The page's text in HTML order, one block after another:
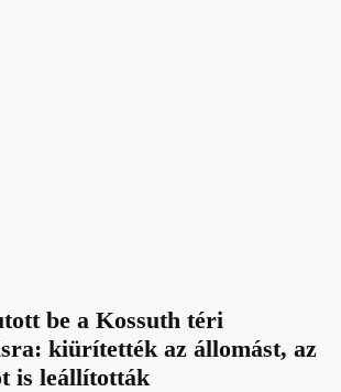
be a Kossuth téri
kiürítették az állomást, az
is leállították